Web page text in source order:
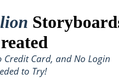
Card, and No Login
to Try!